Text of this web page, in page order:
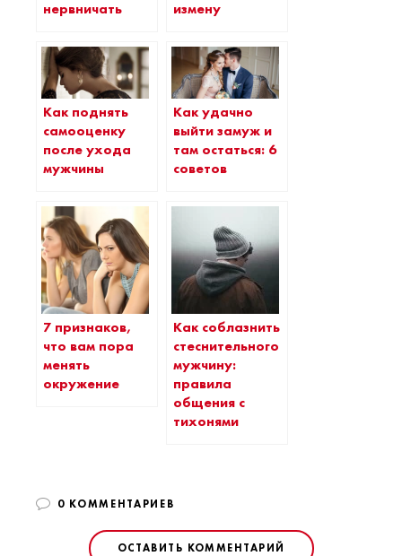
нервничать
измену
Как поднять
самооценку
после ухода
мужчины
Как удачно
выйти замуж и
там остаться: 6
советов
7 признаков,
что вам пора
менять
окружение
Как соблазнить
стеснительного
мужчину:
правила
общения с
тихонями
0 КОММЕНТАРИЕВ
ОСТАВИТЬ КОММЕНТАРИЙ